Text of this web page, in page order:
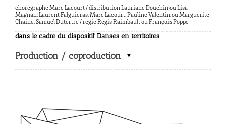
chorégraphe Marc Lacourt / distribution Lauriane Douchin ou Lisa
Magnan, Laurent Falguieras, Marc Lacourt, Pauline Valentin ou Marguerite
Chaine, Samuel Dutertre / régie Régis Raimbault ou François Poppe
dans le cadre du dispositif Danses en territoires
Production / coproduction